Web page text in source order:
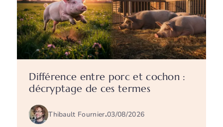
Différence entre porc et cochon :
décryptage de ces termes
Thibault Fournier.03/08/2026